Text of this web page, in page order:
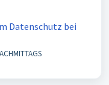
Datenschutz bei